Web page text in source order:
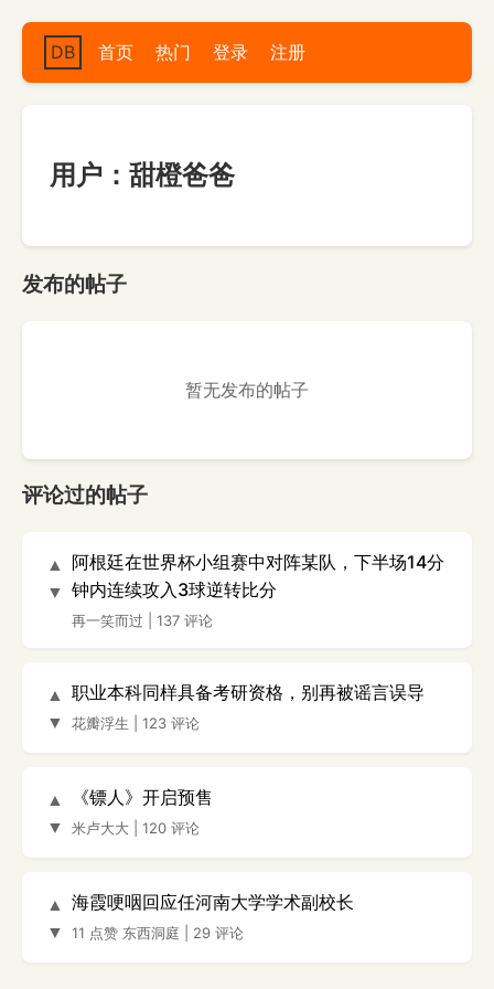
DB 首页 热门 登录 注册
用户：甜橙爸爸
发布的帖子
暂无发布的帖子
评论过的帖子
▲
▼
阿根廷在世界杯小组赛中对阵某队，下半场14分
钟内连续攻入3球逆转比分
再一笑而过 137 评论
▲
▼
职业本科同样具备考研资格，别再被谣言误导
花瓣浮生 123 评论
▲
▼
《镖人》开启预售
米卢大大 120 评论
▲
▼
海霞哽咽回应任河南大学学术副校长
11 点赞 东西洞庭 29 评论